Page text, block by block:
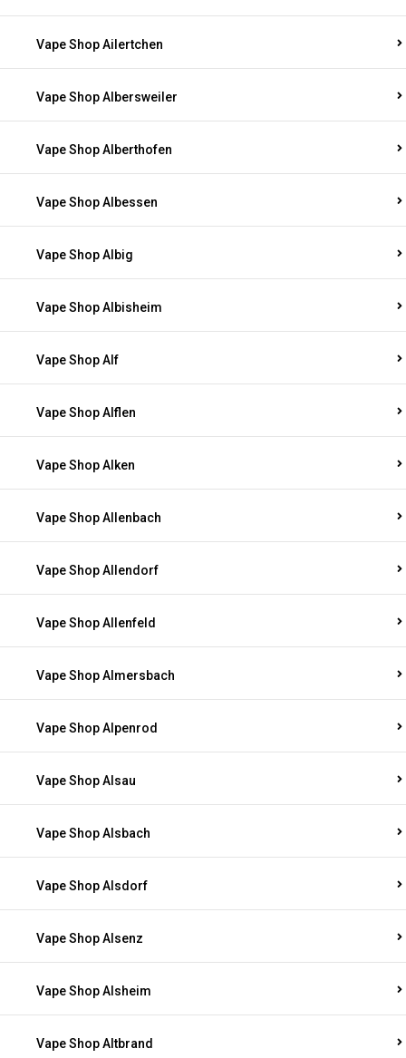
Vape Shop Ailertchen
Vape Shop Albersweiler
Vape Shop Alberthofen
Vape Shop Albessen
Vape Shop Albig
Vape Shop Albisheim
Vape Shop Alf
Vape Shop Alflen
Vape Shop Alken
Vape Shop Allenbach
Vape Shop Allendorf
Vape Shop Allenfeld
Vape Shop Almersbach
Vape Shop Alpenrod
Vape Shop Alsau
Vape Shop Alsbach
Vape Shop Alsdorf
Vape Shop Alsenz
Vape Shop Alsheim
Vape Shop Altbrand